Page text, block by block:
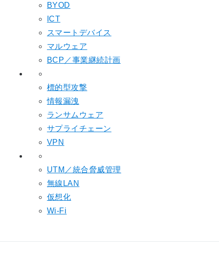
BYOD
ICT
スマートデバイス
マルウェア
BCP／事業継続計画
標的型攻撃
情報漏洩
ランサムウェア
サプライチェーン
VPN
UTM／統合脅威管理
無線LAN
仮想化
Wi-Fi